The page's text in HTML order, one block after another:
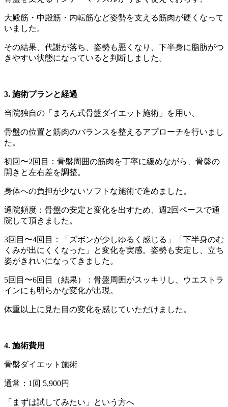
大殿筋・中殿筋・内転筋など姿勢を支える筋肉が硬くなって
いました。
その結果、代謝が落ち、姿勢も悪くなり、下半身に脂肪がつ
きやすい状態になっていると判断しました。
3. 施術プランと経過
当院独自の「まろん式骨盤ダイエット施術」を用い、
骨盤の位置と筋肉のバランスを整えるアプローチを行いまし
た。
初回〜2回目：骨盤周囲の筋肉を丁寧に緩めながら、骨盤の
開きと左右差を調整。
身体への負担が少ないソフトな施術で進めました。
通院頻度：骨盤の安定と変化を出すため、週2回ペースで通
院して頂きました。
3回目〜4回目：「ズボンが少しゆるく感じる」「下半身のむ
くみが出にくくなった」と変化を実感。姿勢も安定し、立ち
姿がきれいになってきました。
5回目〜6回目（結果）：骨盤周囲がスッキリし、ウエストラ
インにも明らかな変化が出現。
体重以上に見た目の変化を感じていただけました。
4. 施術費用
骨盤ダイエット施術
通常：1回 5,900円
「まずは試してみたい」という方へ